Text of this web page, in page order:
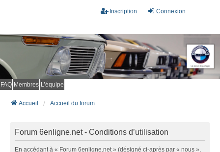
Connexion
Inscription
FAQ Membres L’équipe
Accueil Accueil du forum
Forum 6enligne.net - Conditions d’utilisation
En accédant à « Forum 6enligne.net » (désigné ci-après par « nous »,